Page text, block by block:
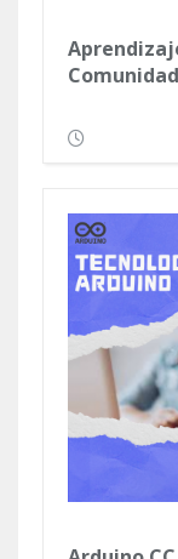
Cuidado